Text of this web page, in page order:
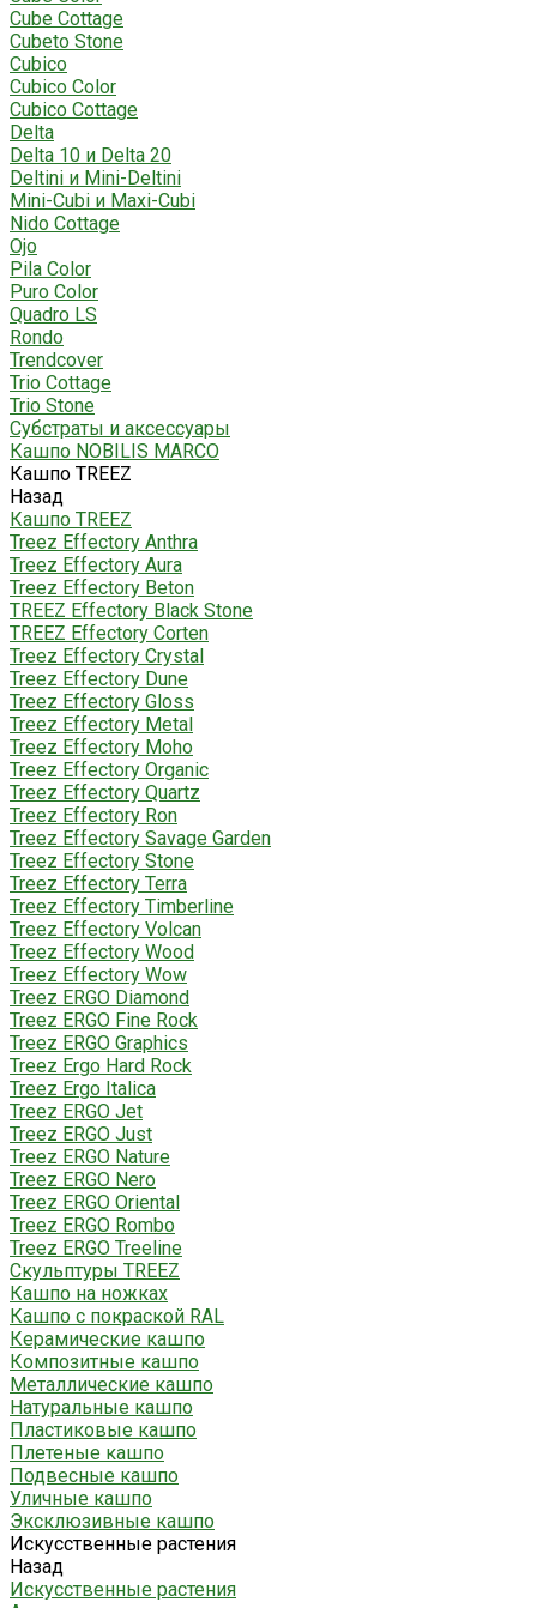
Cube Cottage
Cubeto Stone
Cubico
Cubico Color
Cubico Cottage
Delta
Delta 10 и Delta 20
Deltini и Mini-Deltini
Mini-Cubi и Maxi-Cubi
Nido Cottage
Ojo
Pila Color
Puro Color
Quadro LS
Rondo
Trendcover
Trio Cottage
Trio Stone
Субстраты и аксессуары
Кашпо NOBILIS MARCO
Кашпо TREEZ
Назад
Кашпо TREEZ
Treez Effectory Anthra
Treez Effectory Aura
Treez Effectory Beton
TREEZ Effectory Black Stone
TREEZ Effectory Corten
Treez Effectory Crystal
Treez Effectory Dune
Treez Effectory Gloss
Treez Effectory Metal
Treez Effectory Moho
Treez Effectory Organic
Treez Effectory Quartz
Treez Effectory Ron
Treez Effectory Savage Garden
Treez Effectory Stone
Treez Effectory Terra
Treez Effectory Timberline
Treez Effectory Volcan
Treez Effectory Wood
Treez Effectory Wow
Treez ERGO Diamond
Treez ERGO Fine Rock
Treez ERGO Graphics
Treez Ergo Hard Rock
Treez Ergo Italica
Treez ERGO Jet
Treez ERGO Just
Treez ERGO Nature
Treez ERGO Nero
Treez ERGO Oriental
Treez ERGO Rombo
Treez ERGO Treeline
Скульптуры TREEZ
Кашпо на ножках
Кашпо с покраской RAL
Керамические кашпо
Композитные кашпо
Металлические кашпо
Натуральные кашпо
Пластиковые кашпо
Плетеные кашпо
Подвесные кашпо
Уличные кашпо
Эксклюзивные кашпо
Искусственные растения
Назад
Искусственные растения